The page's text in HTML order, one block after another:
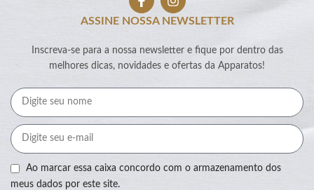
ASSINE NOSSA NEWSLETTER
Inscreva-se para a nossa newsletter e fique por dentro das
melhores dicas, novidades e ofertas da Apparatos!
Ao marcar essa caixa concordo com o armazenamento dos
meus dados por este site.